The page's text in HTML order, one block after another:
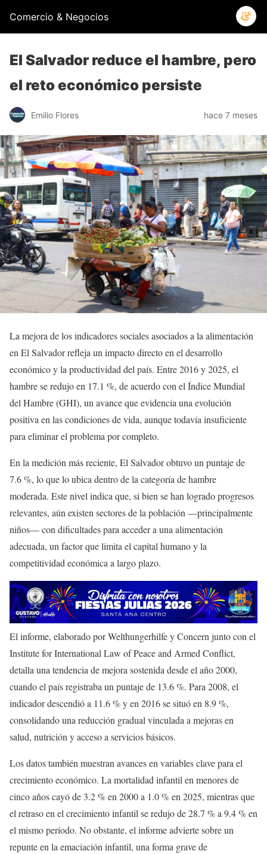
Comercio & Negocios
El Salvador reduce el hambre, pero
el reto económico persiste
Emilio Flores hace 7 meses
La mejora de los indicadores sociales asociados a la alimentación
en El Salvador refleja un impacto directo en el desarrollo
económico y la productividad del país. Entre 2016 y 2025, el
hambre se redujo en 17.1 %, de acuerdo con el Índice Mundial
del Hambre (GHI), un avance que evidencia una evolución
positiva en las condiciones de vida, aunque todavía insuficiente
para eliminar el problema por completo.
En la medición más reciente, El Salvador obtuvo un puntaje de
7.6 %, lo que lo ubica dentro de la categoría de hambre
moderada. Este nivel indica que, si bien se han logrado progresos
relevantes, aún existen sectores de la población —principalmente
niños— con dificultades para acceder a una alimentación
adecuada, un factor que limita el capital humano y la
competitividad económica a largo plazo.
El informe, elaborado por Welthungerhilfe y Concern junto con el
Institute for International Law of Peace and Armed Conflict,
detalla una tendencia de mejora sostenida desde el año 2000,
cuando el país registraba un puntaje de 13.6 %. Para 2008, el
indicador descendió a 11.6 % y en 2016 se situó en 8.9 %,
consolidando una reducción gradual vinculada a mejoras en
salud, nutrición y acceso a servicios básicos.
Los datos también muestran avances en variables clave para el
crecimiento económico. La mortalidad infantil en menores de
cinco años cayó de 3.2 % en 2000 a 1.0 % en 2025, mientras que
el retraso en el crecimiento infantil se redujo de 28.7 % a 9.4 % en
el mismo período. No obstante, el informe advierte sobre un
repunte en la emaciación infantil, una forma grave de